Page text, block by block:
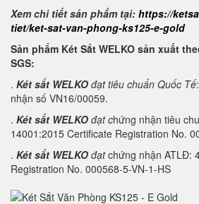
Xem chi tiết sản phẩm tại: https://
tiet/ket-sat-van-phong-ks125-e-gold
Sản phẩm Két Sắt WELKO sản xuất
SGS:
. Két sắt WELKO đạt tiêu chuẩn Quốc Tế
nhận số VN16/00059.
. Két sắt WELKO đạt chứng nhận tiêu
14001:2015 Certificate Registration No.
. Két sắt WELKO đạtchứng nhận ATLĐ:
Registration No. 000568-5-VN-1-HS